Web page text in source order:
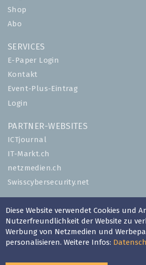
Shop
Abo
SERVICES
E-Paper Login
Kontakt
Event-Plus-Eintrag
Login
PARTNER-WEBSITES
ICTjournal
IT-Markt.ch
netzmedien.ch
Swisscybersecurity.net
© NETZMEDIEN AG 2026
Impressum
AGB
Datenschutzerklärung
Diese Website verwendet Cookies und
Nutzerfreundlichkeit der Website zu
Werbung von Netzmedien und
personalisieren. Weitere Infos: